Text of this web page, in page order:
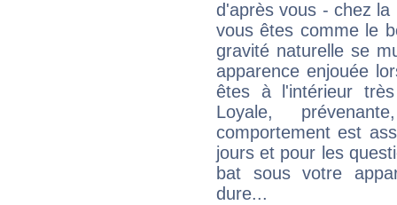
d'après vous - chez
vous êtes comme le
gravité naturelle se
apparence enjouée
êtes à l'intérieur
Loyale,
comportement est
jours et pour les
bat sous votre
dure...